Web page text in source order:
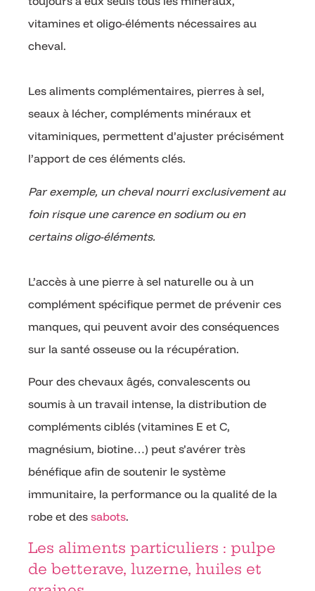
vitamines et oligo-éléments nécessaires au
cheval.
Les aliments complémentaires, pierres à sel,
seaux à lécher, compléments minéraux et
vitaminiques, permettent d’ajuster précisément
l’apport de ces éléments clés.
Par exemple, un cheval nourri exclusivement au
foin risque une carence en sodium ou en
certains oligo-éléments.
L’accès à une pierre à sel naturelle ou à un
complément spécifique permet de prévenir ces
manques, qui peuvent avoir des conséquences
sur la santé osseuse ou la récupération.
Pour des chevaux âgés, convalescents ou
soumis à un travail intense, la distribution de
compléments ciblés (vitamines E et C,
magnésium, biotine…) peut s’avérer très
bénéfique afin de soutenir le système
immunitaire, la performance ou la qualité de la
robe et des sabots.
Les aliments particuliers : pulpe
de betterave, luzerne, huiles et